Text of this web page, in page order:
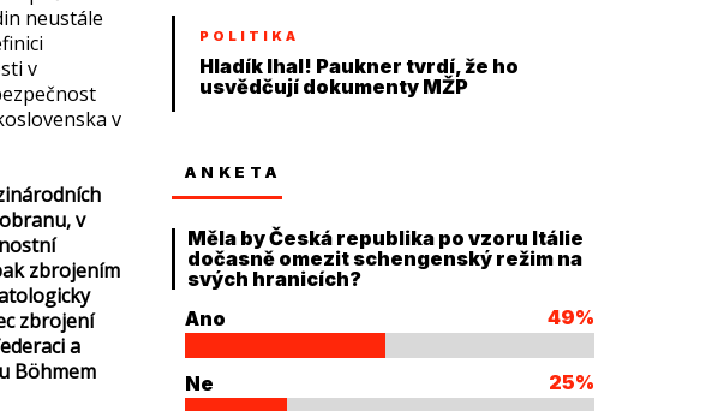
neustále
v
v
v
zbrojením
zbrojení
a
Böhmem
POLITIKA
Hladík lhal! Paukner tvrdí, že ho
usvědčují dokumenty MŽP
ANKETA
Měla by Česká republika po vzoru Itálie
dočasně omezit schengenský režim na
svých hranicích?
Ano
49%
Ne 25%